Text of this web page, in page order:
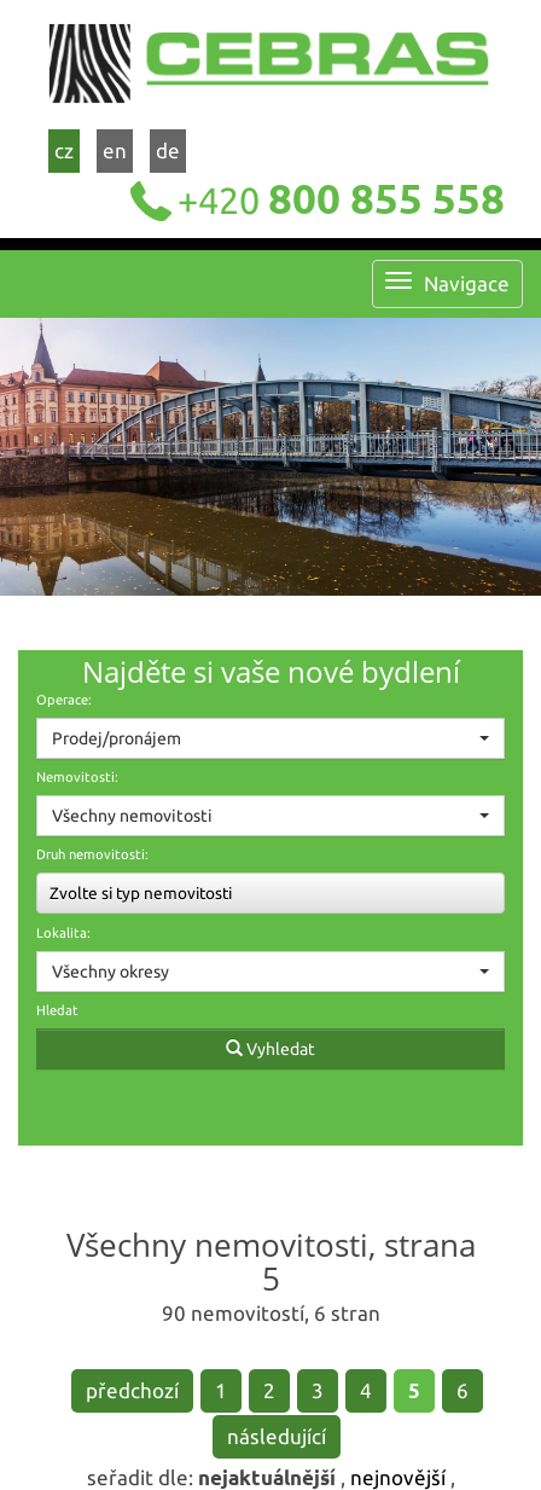
cz en de
+420 800 855 558
Navigace
Najděte si vaše nové bydlení
Operace:
Prodej/pronájem
Nemovitosti:
Všechny nemovitosti
Druh nemovitosti:
Zvolte si typ nemovitosti
Lokalita:
Všechny okresy
Hledat
Vyhledat
Všechny nemovitosti, strana
5
90 nemovitostí, 6 stran
předchozí 1 2 3 4 5
6
následující
seřadit dle: nejaktuálnější , nejnovější ,